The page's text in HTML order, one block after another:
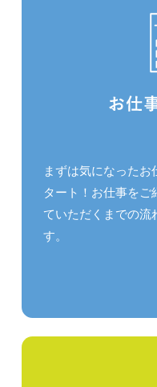
まずは気になったお
タート！お仕事をご
ていただくまでの流
す。